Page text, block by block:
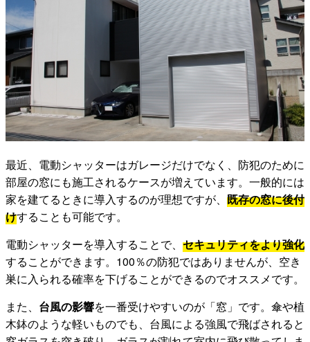
最近、電動シャッターはガレージだけでなく、防犯のために
部屋の窓にも施工されるケースが増えています。一般的には
家を建てるときに導入するのが理想ですが、 既存の窓に後付
けすることも可能です。
電動シャッターを導入することで、 セキュリティをより強化
することができます。100％の防犯ではありませんが、空き
巣に入られる確率を下げることができるのでオススメです。
また、 台風の影響を一番受けやすいのが「窓」です。傘や植
木鉢のような軽いものでも、台風による強風で飛ばされると